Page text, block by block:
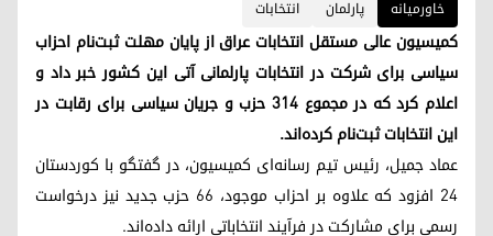
خاورمیانه پارلمان انتخابات
کمیسیون عالی مستقل انتخابات عراق از پایان مهلت ثبت‌نام احزاب
سیاسی برای شرکت در انتخابات پارلمانی آتی این کشور خبر داد و
اعلام کرد که در مجموع ۳۱۴ حزب و جریان سیاسی برای رقابت در
این انتخابات ثبت‌نام کرده‌اند.
عماد جمیل، رئیس تیم رسانه‌ای کمیسیون، در گفتگو با کوردستان
۲۴ افزود که علاوه بر احزاب موجود، ۶۶ حزب جدید نیز درخواست
رسمی برای مشارکت در فرآیند انتخاباتی ارائه داده‌اند.